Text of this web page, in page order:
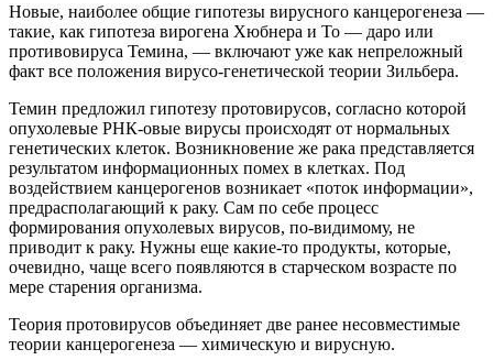
Новые, наиболее общие гипотезы вирусного канцерогенеза —
такие, как гипотеза вирогена Хюбнера и То — даро или
противовируса Темина, — включают уже как непреложный
факт все положения вирусо-генетической теории Зильбера.
Темин предложил гипотезу протовирусов, согласно которой
опухолевые РНК-овые вирусы происходят от нормальных
генетических клеток. Возникновение же рака представляется
результатом информационных помех в клетках. Под
воздействием канцерогенов возникает «поток информации»,
предрасполагающий к раку. Сам по себе процесс
формирования опухолевых вирусов, по-видимому, не
приводит к раку. Нужны еще какие-то продукты, которые,
очевидно, чаще всего появляются в старческом возрасте по
мере старения организма.
Теория протовирусов объединяет две ранее несовместимые
теории канцерогенеза — химическую и вирусную.